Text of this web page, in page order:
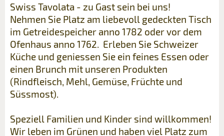
Swiss Tavolata - zu Gast sein bei uns!
Nehmen Sie Platz am liebevoll gedeckten Tisch
im Getreidespeicher anno 1782 oder vor dem
Ofenhaus anno 1762. Erleben Sie Schweizer
Küche und geniessen Sie ein feines Essen oder
einen Brunch mit unseren Produkten
(Rindfleisch, Mehl, Gemüse, Früchte und
Süssmost).
Speziell Familien und Kinder sind willkommen!
Wir leben im Grünen und haben viel Platz zum